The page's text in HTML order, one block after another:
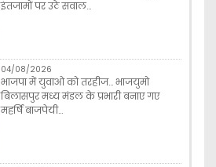
इंतजामों पर उठे सवाल…
04/08/2026
भाजपा में युवाओ को तरहीज… भाजयुमो
बिलासपुर मध्य मंडल के प्रभारी बनाए गए
महर्षि बाजपेयी…